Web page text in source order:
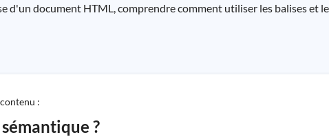
d'un document HTML, comprendre comment utiliser les balises
:
?